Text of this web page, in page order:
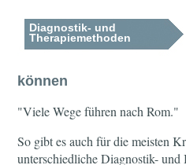
Diagnostik- und
Therapiemethoden
können
"Viele Wege führen nach Rom."
So gibt es auch für die meisten
unterschiedliche Diagnostik- und